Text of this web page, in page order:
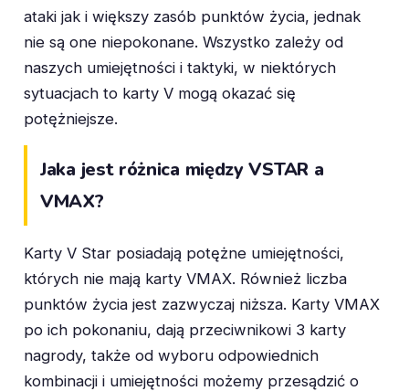
ataki jak i większy zasób punktów życia, jednak
nie są one niepokonane. Wszystko zależy od
naszych umiejętności i taktyki, w niektórych
sytuacjach to karty V mogą okazać się
potężniejsze.
Jaka jest różnica między VSTAR a
VMAX?
Karty V Star posiadają potężne umiejętności,
których nie mają karty VMAX. Również liczba
punktów życia jest zazwyczaj niższa. Karty VMAX
po ich pokonaniu, dają przeciwnikowi 3 karty
nagrody, także od wyboru odpowiednich
kombinacji i umiejętności możemy przesądzić o